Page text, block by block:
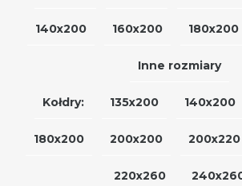
140x200 160x200 180x200
Inne rozmiary
Kołdry: 135x200 140x200
180x200 200x200 200x220
220x260